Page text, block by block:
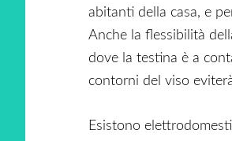
abitanti della casa, e
Anche la flessibilità
dove la testina è a
contorni del viso
Esistono